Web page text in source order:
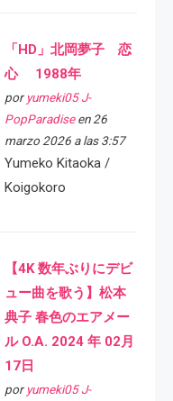
「HD」北岡夢子 恋
心 1988年
por yumeki05 J-
PopParadiseen 26
marzo 2026 a las 3:57
Yumeko Kitaoka /
Koigokoro
【4K 数年ぶりにデビ
ュー曲を歌う】松本
典子 春色のエアメー
ル O.A. 2024 年 02月
17日
por yumeki05 J-